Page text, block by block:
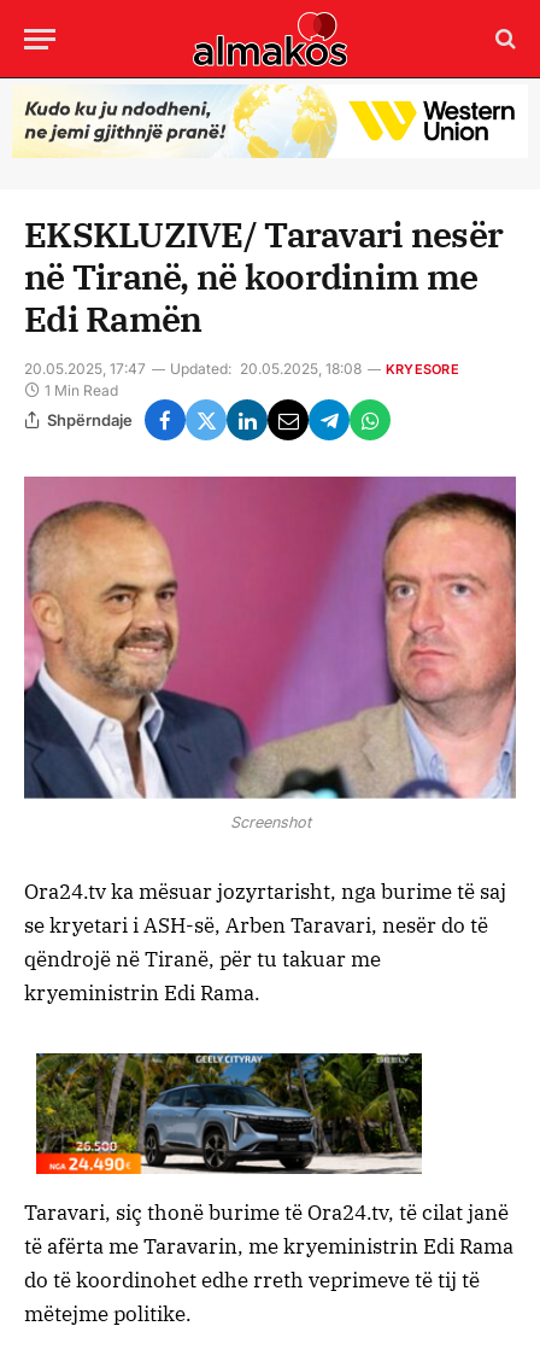
EKSKLUZIVE/ Taravari nesër
në Tiranë, në koordinim me
Edi Ramën
20.05.2025, 17:47 Updated: 20.05.2025, 18:08 KRYESORE
1 Min Read
Shpërndaje
Screenshot
Ora24.tv ka mësuar jozyrtarisht, nga burime të saj
se kryetari i ASH-së, Arben Taravari, nesër do të
qëndrojë në Tiranë, për tu takuar me
kryeministrin Edi Rama.
Taravari, siç thonë burime të Ora24.tv, të cilat janë
të afërta me Taravarin, me kryeministrin Edi Rama
do të koordinohet edhe rreth veprimeve të tij të
mëtejme politike.